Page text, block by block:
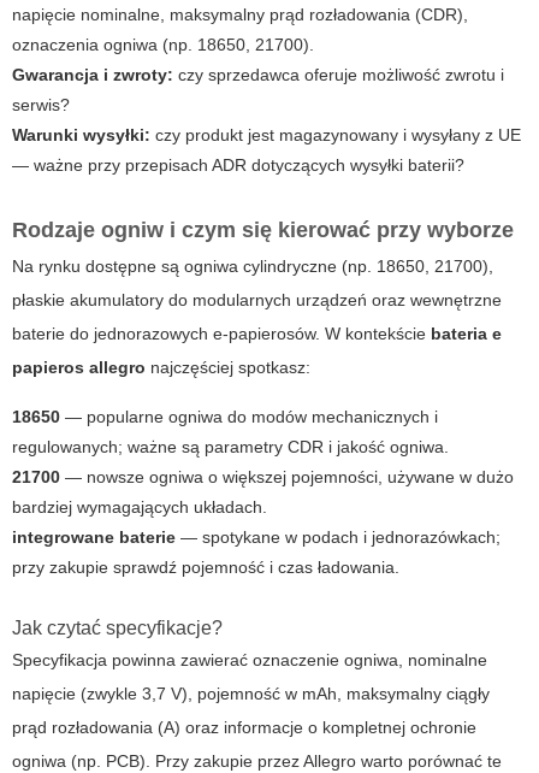
napięcie nominalne, maksymalny prąd rozładowania (CDR),
oznaczenia ogniwa (np. 18650, 21700).
Gwarancja i zwroty: czy sprzedawca oferuje możliwość zwrotu i
serwis?
Warunki wysyłki: czy produkt jest magazynowany i wysyłany z UE
— ważne przy przepisach ADR dotyczących wysyłki baterii?
Rodzaje ogniw i czym się kierować przy wyborze
Na rynku dostępne są ogniwa cylindryczne (np. 18650, 21700),
płaskie akumulatory do modularnych urządzeń oraz wewnętrzne
baterie do jednorazowych e-papierosów. W kontekście bateria e
papieros allegro najczęściej spotkasz:
18650 — popularne ogniwa do modów mechanicznych i
regulowanych; ważne są parametry CDR i jakość ogniwa.
21700 — nowsze ogniwa o większej pojemności, używane w dużo
bardziej wymagających układach.
integrowane baterie — spotykane w podach i jednorazówkach;
przy zakupie sprawdź pojemność i czas ładowania.
Jak czytać specyfikacje?
Specyfikacja powinna zawierać oznaczenie ogniwa, nominalne
napięcie (zwykle 3,7 V), pojemność w mAh, maksymalny ciągły
prąd rozładowania (A) oraz informacje o kompletnej ochronie
ogniwa (np. PCB). Przy zakupie przez Allegro warto porównać te